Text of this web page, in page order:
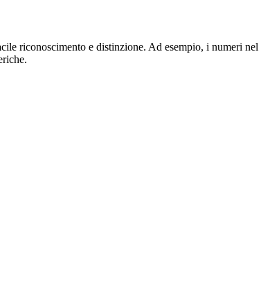
riconoscimento e distinzione. Ad esempio, i numeri nel